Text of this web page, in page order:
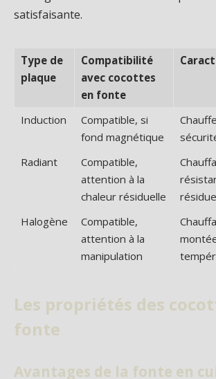
satisfaisante.
Type de
plaque
Compatibilité
avec cocottes
en fonte
Induction
Compatible, si
fond magnétique
Radiant
Compatible,
attention à la
chaleur résiduelle
Halogène
Compatible,
attention à la
manipulation
Les propriétés des
fonte
Avantages de la fonte en